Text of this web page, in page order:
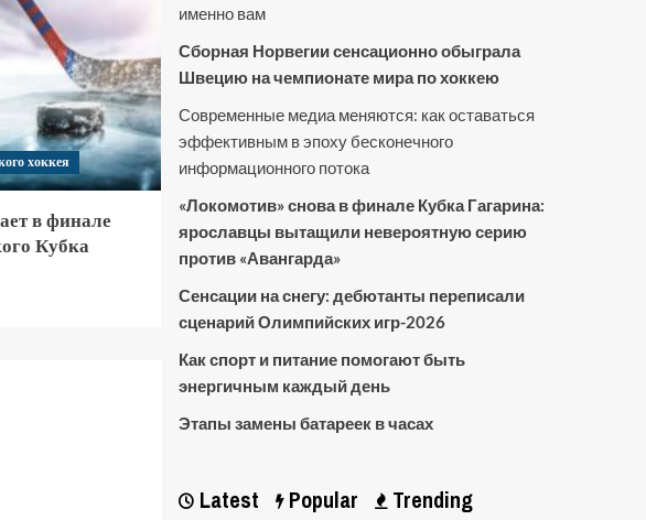
хоккея
в финале
Кубка
именно вам
Сборная Норвегии сенсационно обыграла
Швецию на чемпионате мира по хоккею
Современные медиа меняются: как оставаться
эффективным в эпоху бесконечного
информационного потока
«Локомотив» снова в финале Кубка Гагарина:
ярославцы вытащили невероятную серию
против «Авангарда»
Сенсации на снегу: дебютанты переписали
сценарий Олимпийских игр-2026
Как спорт и питание помогают быть
энергичным каждый день
Этапы замены батареек в часах
Latest Popular Trending